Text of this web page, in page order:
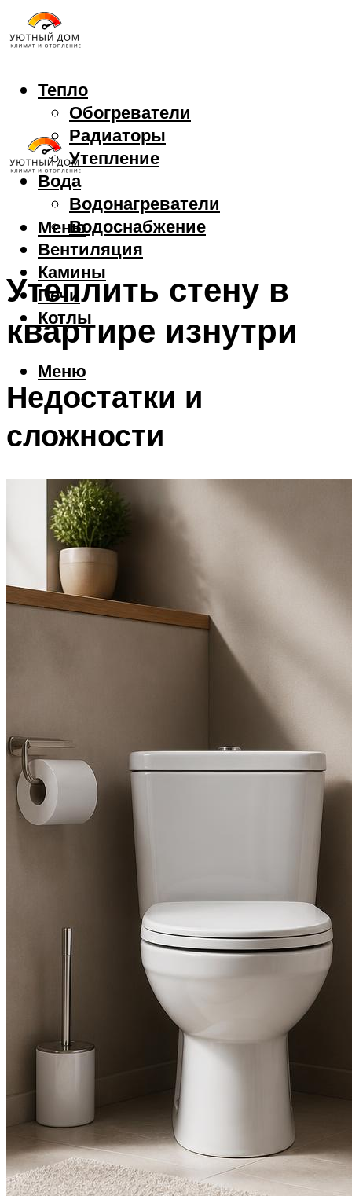
Тепло
Обогреватели
Радиаторы
Утепление
Вода
Водонагреватели
Водоснабжение
Вентиляция
Камины
Печи
Котлы
Меню
Меню
Утеплить стену в
квартире изнутри
Недостатки и
сложности